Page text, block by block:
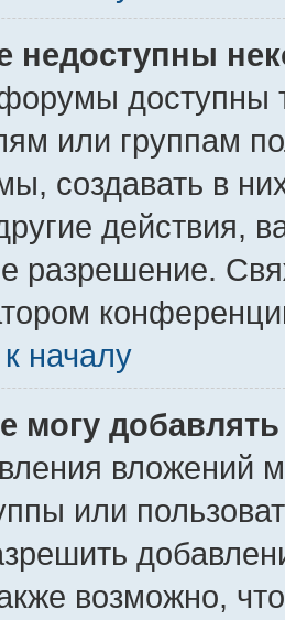
недоступны
доступны
или группам
создавать в
действия,
разрешение.
началу
могу
вложений
или
возможно,